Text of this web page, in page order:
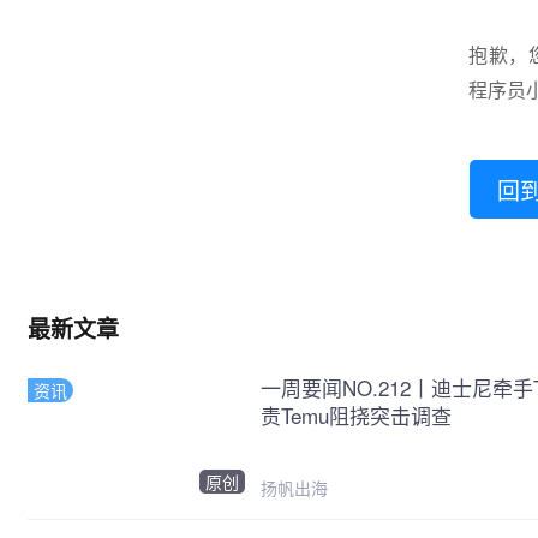
抱歉，
程序员
回
最新文章
资讯
原创
一周要闻NO.212丨迪士尼牵
责Temu阻挠突击调查
扬帆出海